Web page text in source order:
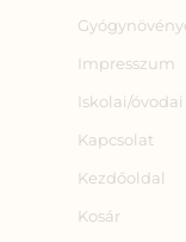
Impresszum
Iskolai/
Kapcsolat
Kezdőoldal
Kosár